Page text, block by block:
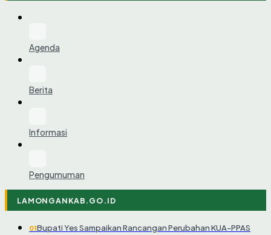
Agenda
Berita
Informasi
Pengumuman
LAMONGANKAB.GO.ID
01Bupati Yes Sampaikan Rancangan Perubahan KUA-PPAS